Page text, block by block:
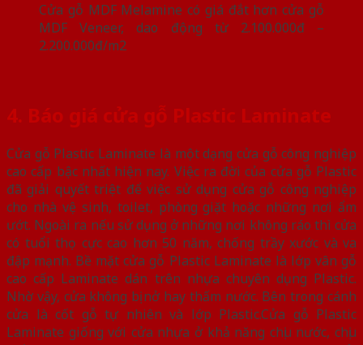
Cửa gỗ MDF Melamine có giá đắt hơn cửa gỗ
MDF Veneer, dao động từ 2.100.000đ –
2.200.000đ/m2
4. Báo giá cửa gỗ Plastic Laminate
Cửa gỗ Plastic Laminate là một dạng cửa gỗ công nghiệp
cao cấp bậc nhất hiện nay. Việc ra đời của cửa gỗ Plastic
đã giải quyết triệt để việc sử dụng cửa gỗ công nghiệp
cho nhà vệ sinh, toilet, phòng giặt hoặc những nơi ẩm
ướt. Ngoài ra nếu sử dụng ở những nơi không ráo thì cửa
có tuổi thọ cực cao hơn 50 năm, chống trầy xước và va
đập mạnh. Bề mặt cửa gỗ Plastic Laminate là lớp vân gỗ
cao cấp Laminate dán trên nhựa chuyên dụng Plastic.
Nhờ vậy, cửa không bị nở hay thấm nước. Bên trong cánh
cửa là cốt gỗ tự nhiên và lớp Plastic.Cửa gỗ Plastic
Laminate giống với cửa nhựa ở khả năng chịu nước, chịu